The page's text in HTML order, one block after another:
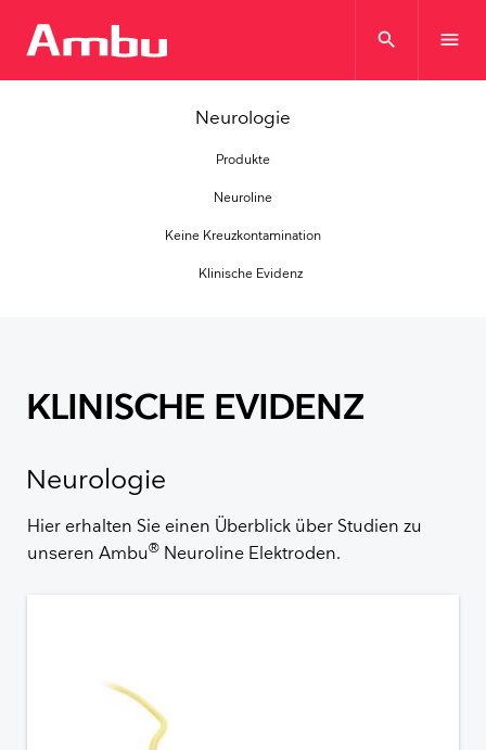
search menu
Neurologie
Produkte
Neuroline
Keine Kreuzkontamination
Klinische Evidenz
KLINISCHE EVIDENZ
Neurologie
Hier erhalten Sie einen Überblick über Studien zu
unseren Ambu® Neuroline Elektroden.